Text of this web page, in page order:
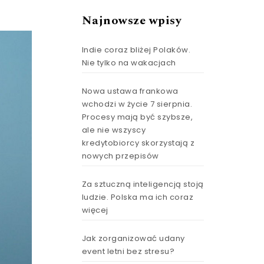
Najnowsze wpisy
Indie coraz bliżej Polaków.
Nie tylko na wakacjach
Nowa ustawa frankowa
wchodzi w życie 7 sierpnia.
Procesy mają być szybsze,
ale nie wszyscy
kredytobiorcy skorzystają z
nowych przepisów
Za sztuczną inteligencją stoją
ludzie. Polska ma ich coraz
więcej
Jak zorganizować udany
event letni bez stresu?